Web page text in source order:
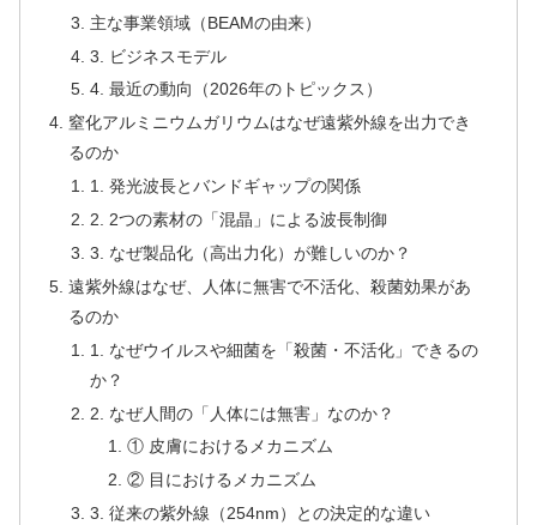
主な事業領域（BEAMの由来）
3. ビジネスモデル
4. 最近の動向（2026年のトピックス）
窒化アルミニウムガリウムはなぜ遠紫外線を出力でき
るのか
1. 発光波長とバンドギャップの関係
2. 2つの素材の「混晶」による波長制御
3. なぜ製品化（高出力化）が難しいのか？
遠紫外線はなぜ、人体に無害で不活化、殺菌効果があ
るのか
1. なぜウイルスや細菌を「殺菌・不活化」できるの
か？
2. なぜ人間の「人体には無害」なのか？
① 皮膚におけるメカニズム
② 目におけるメカニズム
3. 従来の紫外線（254nm）との決定的な違い